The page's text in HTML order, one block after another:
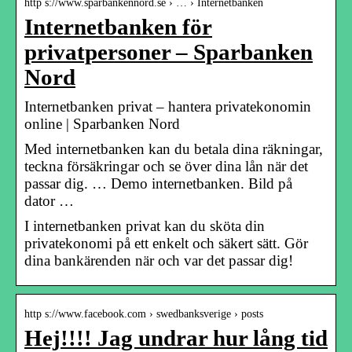
http s://www.sparbankennord.se › … › Internetbanken
Internetbanken för
privatpersoner – Sparbanken
Nord
Internetbanken privat – hantera privatekonomin
online | Sparbanken Nord
Med internetbanken kan du betala dina räkningar,
teckna försäkringar och se över dina lån när det
passar dig. … Demo internetbanken. Bild på
dator …
I internetbanken privat kan du sköta din
privatekonomi på ett enkelt och säkert sätt. Gör
dina bankärenden när och var det passar dig!
http s://www.facebook.com › swedbanksverige › posts
Hej!!!! Jag undrar hur lång tid